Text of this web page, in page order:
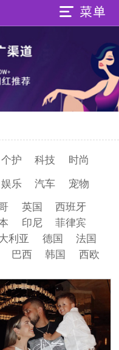
个护 科技 时尚
娱乐 汽车 宠物
英国
西班牙
印尼
菲律宾
利亚 德国
法国
巴西 韩国 西欧